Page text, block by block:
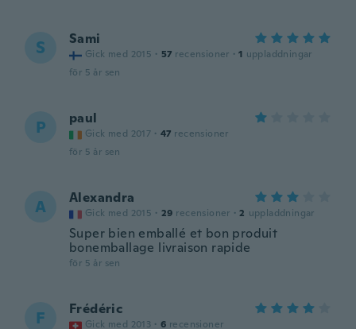
S Sami
Gick med 2015 · 57 recensioner · 1 uppladdningar
för 5 år sen
P paul
Gick med 2017 · 47 recensioner
för 5 år sen
A Alexandra
Gick med 2015 · 29 recensioner · 2 uppladdningar
Super bien emballé et bon produit
bonemballage livraison rapide
för 5 år sen
F Frédéric
Gick med 2013 · 6 recensioner